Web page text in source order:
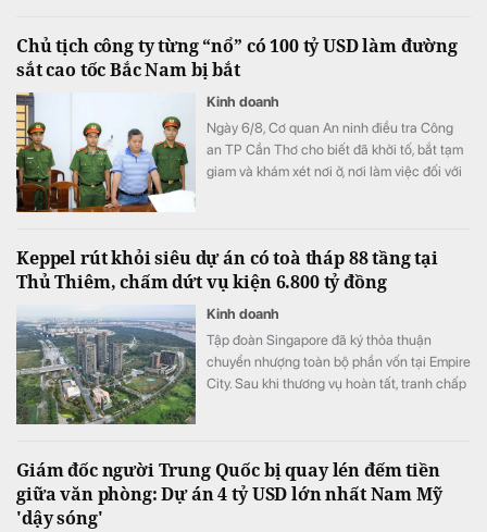
Chủ tịch công ty từng “nổ” có 100 tỷ USD làm đường
sắt cao tốc Bắc Nam bị bắt
Kinh doanh
Ngày 6/8, Cơ quan An ninh điều tra Công
an TP Cần Thơ cho biết đã khởi tố, bắt tạm
giam và khám xét nơi ở, nơi làm việc đối với
Keppel rút khỏi siêu dự án có toà tháp 88 tầng tại
Thủ Thiêm, chấm dứt vụ kiện 6.800 tỷ đồng
Kinh doanh
Tập đoàn Singapore đã ký thỏa thuận
chuyển nhượng toàn bộ phần vốn tại Empire
City. Sau khi thương vụ hoàn tất, tranh chấp
Giám đốc người Trung Quốc bị quay lén đếm tiền
giữa văn phòng: Dự án 4 tỷ USD lớn nhất Nam Mỹ
'dậy sóng'